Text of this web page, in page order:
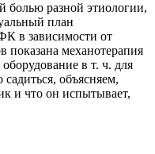
болью разной этиологии,
план
в зависимости от
показана механотерапия
в т. ч. для
объясняем,
и что он испытывает,